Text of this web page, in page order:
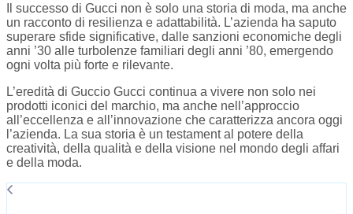
Il successo di Gucci non è solo una storia di moda, ma anche
un racconto di resilienza e adattabilità. L’azienda ha saputo
superare sfide significative, dalle sanzioni economiche degli
anni ’30 alle turbolenze familiari degli anni ’80, emergendo
ogni volta più forte e rilevante.
L’eredità di Guccio Gucci continua a vivere non solo nei
prodotti iconici del marchio, ma anche nell’approccio
all’eccellenza e all’innovazione che caratterizza ancora oggi
l’azienda. La sua storia è un testament al potere della
creatività, della qualità e della visione nel mondo degli affari
e della moda.